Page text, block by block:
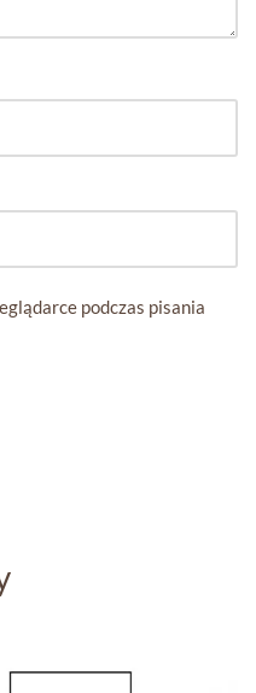
podczas pisania